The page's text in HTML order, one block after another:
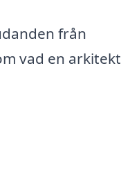
från
vad en arkitekt